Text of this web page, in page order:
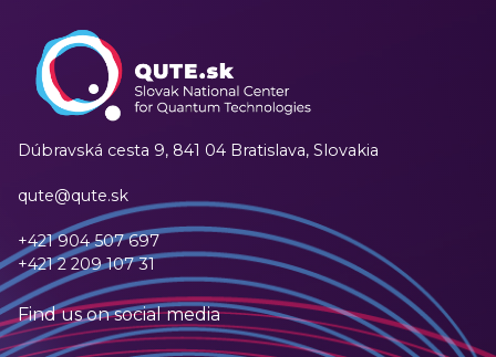
Dúbravská cesta 9, 841 04 Bratislava, Slovakia
qute@qute.sk
+421 904 507 697
+421 2 209 107 31
Find us on social media